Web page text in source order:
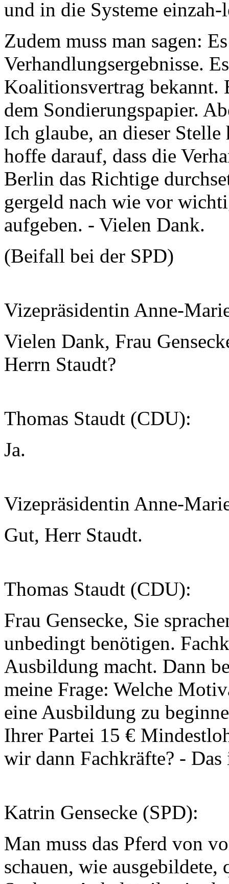
und in die Systeme einzah-
Zudem muss man sagen:
Verhandlungsergebnisse.
Koalitionsvertrag bekannt.
dem Sondierungspapier.
Ich glaube, an dieser
hoffe darauf, dass die
Berlin das Richtige
gergeld nach wie vor
aufgeben. - Vielen Dank.
(Beifall bei der SPD)
Vizepräsidentin Anne-
Vielen Dank, Frau
Herrn Staudt?
Thomas Staudt (CDU):
Ja.
Vizepräsidentin Anne-
Gut, Herr Staudt.
Thomas Staudt (CDU):
Frau Gensecke, Sie
unbedingt benötigen.
Ausbildung macht. Dann
meine Frage: Welche
eine Ausbildung zu
Ihrer Partei 15 €
wir dann Fachkräfte? - Das
Katrin Gensecke (SPD):
Man muss das Pferd von
schauen, wie